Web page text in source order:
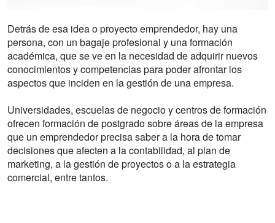
Detrás de esa idea o proyecto emprendedor, hay una
persona, con un bagaje profesional y una formación
académica, que se ve en la necesidad de adquirir nuevos
conocimientos y competencias para poder afrontar los
aspectos que inciden en la gestión de una empresa.
Universidades, escuelas de negocio y centros de formación
ofrecen formación de postgrado sobre áreas de la empresa
que un emprendedor precisa saber a la hora de tomar
decisiones que afecten a la contabilidad, al plan de
marketing, a la gestión de proyectos o a la estrategia
comercial, entre tantos.